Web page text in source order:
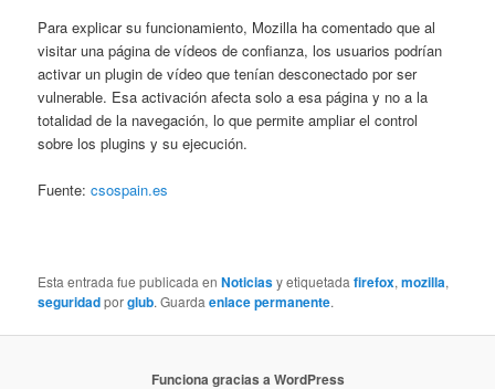
Para explicar su funcionamiento, Mozilla ha comentado que al
visitar una página de vídeos de confianza, los usuarios podrían
activar un plugin de vídeo que tenían desconectado por ser
vulnerable. Esa activación afecta solo a esa página y no a la
totalidad de la navegación, lo que permite ampliar el control
sobre los plugins y su ejecución.
Fuente:csospain.es
Esta entrada fue publicada enNoticiasy etiquetadafirefox,mozilla,
seguridadporglub. Guardaenlace permanente.
Funciona gracias a WordPress